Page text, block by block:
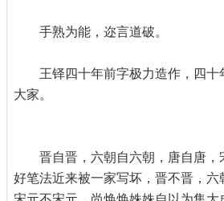
手熟为能，迩言道破。
王铎四十年前字极力造作，四
大家。
晋自晋，六朝自六朝，唐自唐
好笔法近来被一家写坏，晋不晋，六